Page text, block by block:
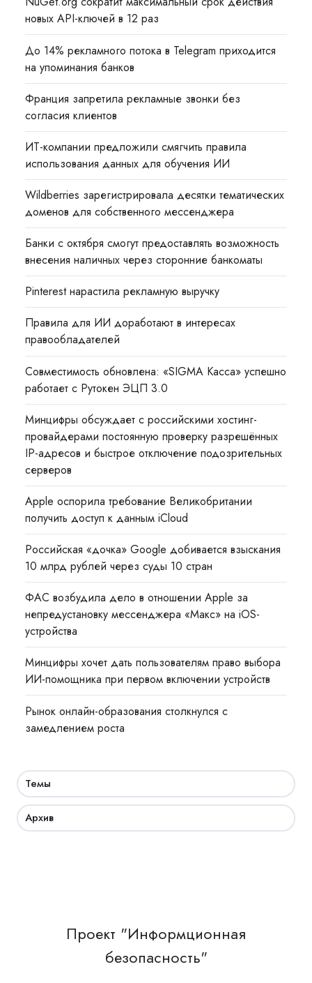
новых API-ключей в 12 раз
До 14% рекламного потока в Telegram приходится
на упоминания банков
Франция запретила рекламные звонки без
согласия клиентов
ИТ-компании предложили смягчить правила
использования данных для обучения ИИ
Wildberries зарегистрировала десятки тематических
доменов для собственного мессенджера
Банки с октября смогут предоставлять возможность
внесения наличных через сторонние банкоматы
Pinterest нарастила рекламную выручку
Правила для ИИ доработают в интересах
правообладателей
Совместимость обновлена: «SIGMA Касса» успешно
работает с Рутокен ЭЦП 3.0
Минцифры обсуждает с российскими хостинг-
провайдерами постоянную проверку разрешённых
IP-адресов и быстрое отключение подозрительных
серверов
Apple оспорила требование Великобритании
получить доступ к данным iCloud
Российская «дочка» Google добивается взыскания
10 млрд рублей через суды 10 стран
ФАС возбудила дело в отношении Apple за
непредустановку мессенджера «Макс» на iOS-
устройства
Минцифры хочет дать пользователям право выбора
ИИ-помощника при первом включении устройств
Рынок онлайн-образования столкнулся с
замедлением роста
Темы
Архив
Проект "Информционная
безопасность"